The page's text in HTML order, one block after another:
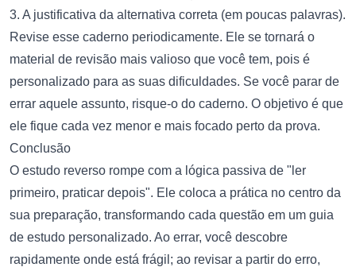
3. A justificativa da alternativa correta (em poucas palavras).
Revise esse caderno periodicamente. Ele se tornará o
material de revisão mais valioso que você tem, pois é
personalizado para as suas dificuldades. Se você parar de
errar aquele assunto, risque-o do caderno. O objetivo é que
ele fique cada vez menor e mais focado perto da prova.
Conclusão
O estudo reverso rompe com a lógica passiva de "ler
primeiro, praticar depois". Ele coloca a prática no centro da
sua preparação, transformando cada questão em um guia
de estudo personalizado. Ao errar, você descobre
rapidamente onde está frágil; ao revisar a partir do erro,